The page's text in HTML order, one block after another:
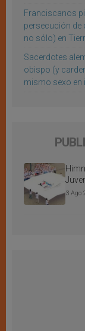
Franciscanos
persecución
no sólo) en
Sacerdotes
obispo (y
mismo sexo en
3 Ago